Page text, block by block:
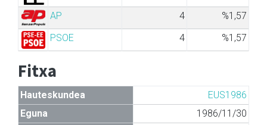
AP
4
%1,57
PSOE
4 %1,57
Fitxa
Hauteskundea
EUS1986
Eguna
1986/11/30